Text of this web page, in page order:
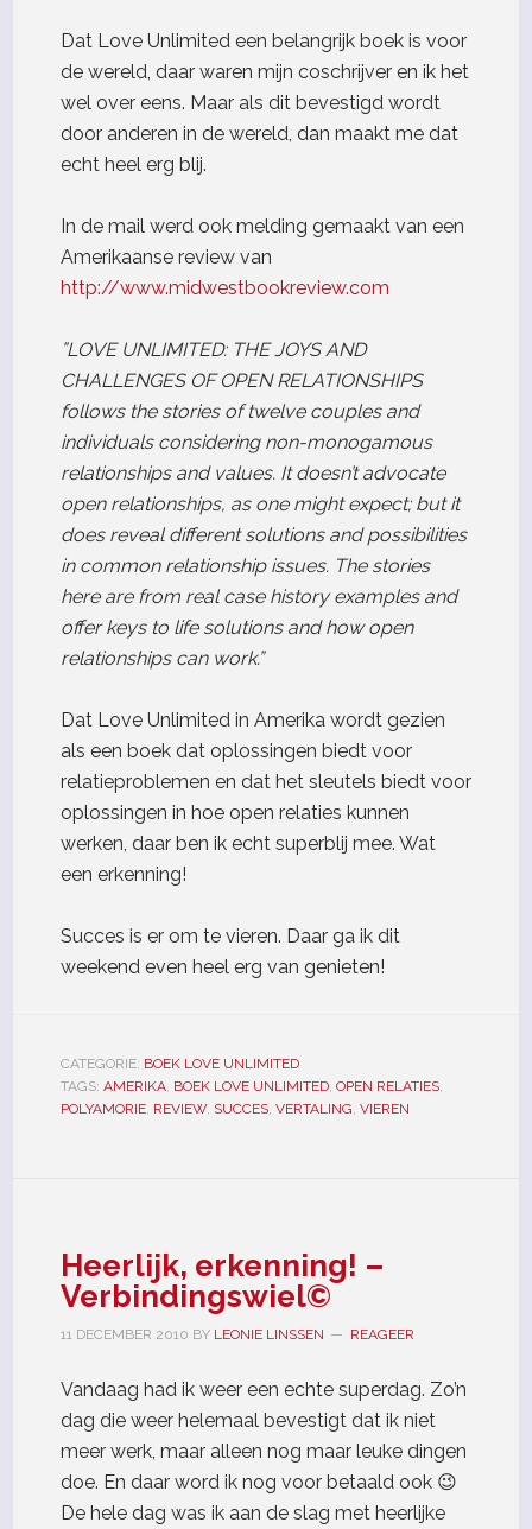
Dat Love Unlimited een belangrijk boek is voor
de wereld, daar waren mijn coschrijver en ik het
wel over eens. Maar als dit bevestigd wordt
door anderen in de wereld, dan maakt me dat
echt heel erg blij.
In de mail werd ook melding gemaakt van een
Amerikaanse review van
http://www.midwestbookreview.com
”LOVE UNLIMITED: THE JOYS AND
CHALLENGES OF OPEN RELATIONSHIPS
follows the stories of twelve couples and
individuals considering non-monogamous
relationships and values. It doesn’t advocate
open relationships, as one might expect; but it
does reveal different solutions and possibilities
in common relationship issues. The stories
here are from real case history examples and
offer keys to life solutions and how open
relationships can work.”
Dat Love Unlimited in Amerika wordt gezien
als een boek dat oplossingen biedt voor
relatieproblemen en dat het sleutels biedt voor
oplossingen in hoe open relaties kunnen
werken, daar ben ik echt superblij mee. Wat
een erkenning!
Succes is er om te vieren. Daar ga ik dit
weekend even heel erg van genieten!
CATEGORIE: BOEK LOVE UNLIMITED
TAGS: AMERIKA, BOEK LOVE UNLIMITED, OPEN RELATIES,
POLYAMORIE, REVIEW, SUCCES, VERTALING, VIEREN
Heerlijk, erkenning! –
Verbindingswiel©
11 DECEMBER 2010 BY LEONIE LINSSEN REAGEER
Vandaag had ik weer een echte superdag. Zo’n
dag die weer helemaal bevestigt dat ik niet
meer werk, maar alleen nog maar leuke dingen
doe. En daar word ik nog voor betaald ook 😉
De hele dag was ik aan de slag met heerlijke